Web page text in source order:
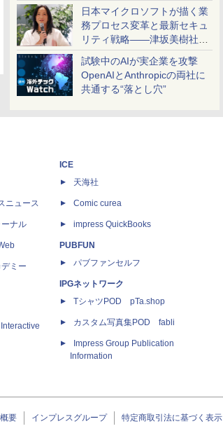
かした「AI商談記録 for
RICOH」を展開へ
日本マイクロソフトが描く業
務プロセス変革と最新セキュ
リティ戦略――津坂美樹社長
が2027年度戦略を説明
試験中のAIが実企業を攻撃
OpenAIとAnthropicの両社に
共通する“落とし穴”
ニュース
ナル
ミー
ICE
天海社
Comic curea
impress QuickBooks
PUBFUN
パブファンセルフ
IPGネットワーク
TシャツPOD pTa.shop
カスタム写真集POD fabli
Impress Group Publication
Information
要 インプレスグループ 特定商取引法に基づく表示